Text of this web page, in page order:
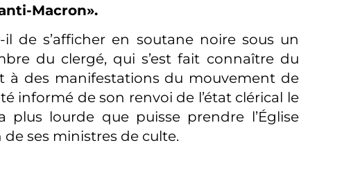
Macron».
il de s’afficher en soutane noire sous un
du clergé, qui s’est fait connaître du
à des manifestations du mouvement de
informé de son renvoi de l’état clérical le
plus lourde que puisse prendre l’Église
de ses ministres de culte.